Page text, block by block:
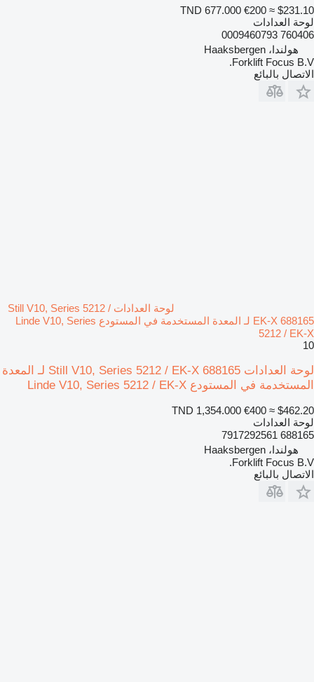
TND 677.000 €200 ≈ $231.10
لوحة العدادات
760406 0009460793
هولندا، Haaksbergen
Forklift Focus B.V.
الاتصال بالبائع
لوحة العدادات Still V10, Series 5212 /
EK-X 688165 لـ المعدة المستخدمة في المستودع Linde V10, Series
5212 / EK-X
10
لوحة العدادات Still V10, Series 5212 / EK-X 688165 لـ المعدة
المستخدمة في المستودع Linde V10, Series 5212 / EK-X
TND 1,354.000 €400 ≈ $462.20
لوحة العدادات
688165 7917292561
هولندا، Haaksbergen
Forklift Focus B.V.
الاتصال بالبائع